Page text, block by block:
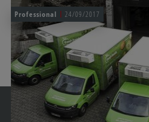
Professional 24/09/2017